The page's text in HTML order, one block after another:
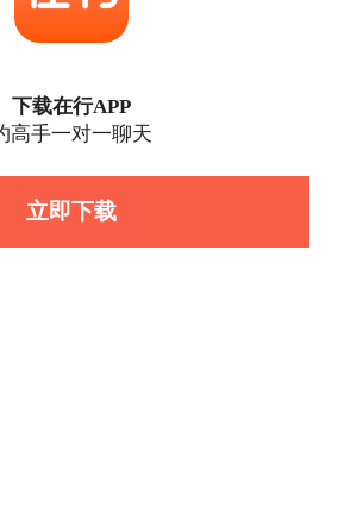
下载在行APP
高手一对一聊天
立即下载